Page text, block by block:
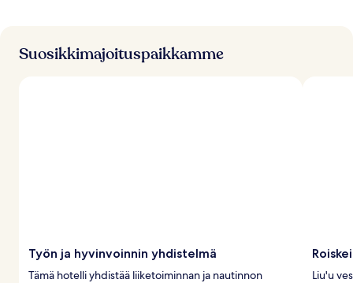
Suosikkimajoituspaikkamme
Työn ja hyvinvoinnin yhdistelmä
Tämä hotelli yhdistää liiketoiminnan ja nautinnon
Liu'u